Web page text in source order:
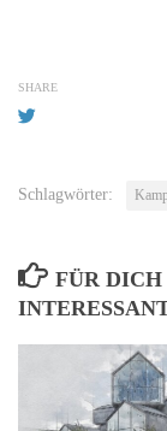
SHARE
Schlagwörter:
FÜR